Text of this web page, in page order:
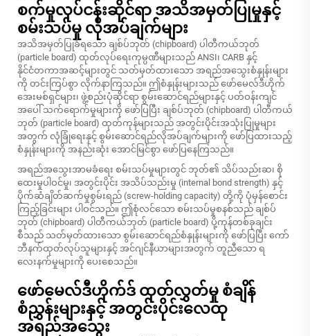
စက်မှုလုပ်ငန်းဆိုင်ရာ အသိအမှတ်ပြုမှုနှင့်
စမ်းသပ်မှု လိုအပ်ချက်များ
အသိအမှတ်ပြုခံရသော ချစ်ပ်ဘုတ် (chipboard) ပါတီကယ်ဘုတ်
(particle board) ထုတ်လုပ်ရေးကုမ္ပဏီများသည် ANSI၊ CARB နှင့်
နိုင်ငံတကာအဆင့်များတွင် သတ်မှတ်ထားသော အရည်အသွေးစံနှုန်းများ
ကို တင်းကြပ်စွာ လိုက်နာကြသည်။ ဤစံနှုန်းများသည် ဖော်မေလ်ဒီဟိုက်
အေးမစ်ရှင်များ၊ ဖွဲ့စည်းပုံဆိုင်ရာ စွမ်းဆောင်ရည်များနှင့် ပတ်ဝန်းကျင်
အပေါ် သက်ရောက်မှုများကို ဖော်ပြပြီး ချစ်ပ်ဘုတ် (chipboard) ပါတီကယ်
ဘုတ် (particle board) ထုတ်ကုန်များသည် အတွင်းပိုင်းအသုံးပြုမှုများ
အတွက် လုံခြုံရေးနှင့် စွမ်းဆောင်ရည်လိုအပ်ချက်များကို ဖော်ပြထားသည့်
စံနှုန်းများကို အနည်းဆုံး အောင်မြင်စွာ ဖော်ပြနေကြသည်။
အရည်အသွေးအာမခံရေး စမ်းသပ်မှုများတွင် ဘုတ်၏ သိပ်သည်းဆ၊ စို
ထေးမှုပါဝင်မှု၊ အတွင်းပိုင်း အသိပ်သည်းမှု (internal bond strength) နှင့်
ပိုက်ဆံချိတ်ဆက်မှုစွမ်းရည် (screw-holding capacity) တို့ကို ပုံမှန်စောင်း
ကြည့်ခြင်းများ ပါဝင်သည်။ ဤစုံလင်သော စမ်းသပ်မှုစနစ်သည် ချစ်ပ်
ဘုတ် (chipboard) ပါတီကယ်ဘုတ် (particle board) ပို့ကုန်တစ်ခုချင်း
စီသည် သတ်မှတ်ထားသော စွမ်းဆောင်ရည်စံနှုန်းများကို ဖော်ပြပြီး ကော်
ဘီနက်ထုတ်လုပ်သူများနှင့် အင်ဂျင်နီယာများအတွက် တူညီသော ရ
လေးနက်မှုများကို ပေးစေသည်။
ဖော်မေလ်ဒီဟိုက်ဒ် ထုတ်လွှတ်မှု စံချိန်
စံညွှန်းများနှင့် အတွင်းပိုင်းလေထု
အရည်အသွေး